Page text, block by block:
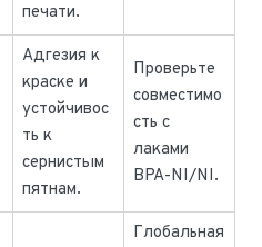
печати.
Адгезия к
краске и
устойчивос
ть к
сернистым
пятнам.
Проверьте
совместимо
сть с
лаками
BPA-NI/NI.
Глобальная